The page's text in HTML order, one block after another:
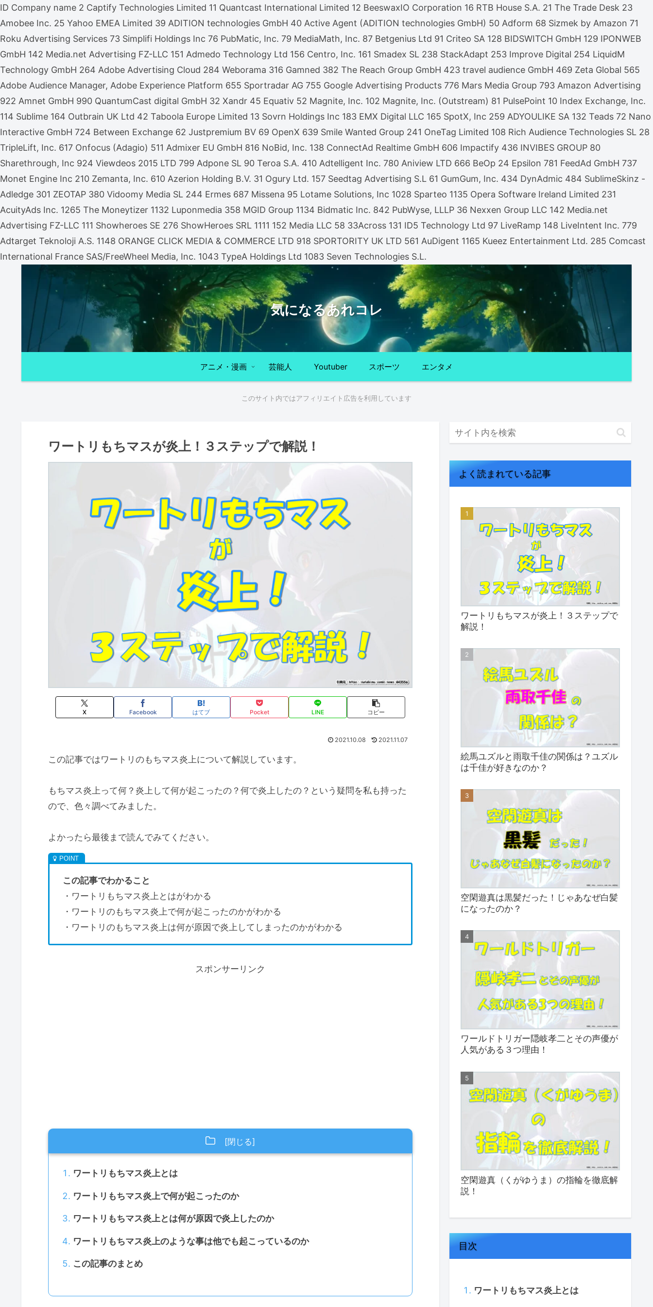
ID Company name 2 Captify Technologies Limited 11 Quantcast International Limited 12 BeeswaxIO Corporation 16 RTB House S.A. 21 The Trade Desk 23
Amobee Inc. 25 Yahoo EMEA Limited 39 ADITION technologies GmbH 40 Active Agent (ADITION technologies GmbH) 50 Adform 68 Sizmek by Amazon 71
Roku Advertising Services 73 Simplifi Holdings Inc 76 PubMatic, Inc. 79 MediaMath, Inc. 87 Betgenius Ltd 91 Criteo SA 128 BIDSWITCH GmbH 129 IPONWEB
GmbH 142 Media.net Advertising FZ-LLC 151 Admedo Technology Ltd 156 Centro, Inc. 161 Smadex SL 238 StackAdapt 253 Improve Digital 254 LiquidM
Technology GmbH 264 Adobe Advertising Cloud 284 Weborama 316 Gamned 382 The Reach Group GmbH 423 travel audience GmbH 469 Zeta Global 565
Adobe Audience Manager, Adobe Experience Platform 655 Sportradar AG 755 Google Advertising Products 776 Mars Media Group 793 Amazon Advertising
922 Amnet GmbH 990 QuantumCast digital GmbH 32 Xandr 45 Equativ 52 Magnite, Inc. 102 Magnite, Inc. (Outstream) 81 PulsePoint 10 Index Exchange, Inc.
114 Sublime 164 Outbrain UK Ltd 42 Taboola Europe Limited 13 Sovrn Holdings Inc 183 EMX Digital LLC 165 SpotX, Inc 259 ADYOULIKE SA 132 Teads 72 Nano
Interactive GmbH 724 Between Exchange 62 Justpremium BV 69 OpenX 639 Smile Wanted Group 241 OneTag Limited 108 Rich Audience Technologies SL 28
TripleLift, Inc. 617 Onfocus (Adagio) 511 Admixer EU GmbH 816 NoBid, Inc. 138 ConnectAd Realtime GmbH 606 Impactify 436 INVIBES GROUP 80
Sharethrough, Inc 924 Viewdeos 2015 LTD 799 Adpone SL 90 Teroa S.A. 410 Adtelligent Inc. 780 Aniview LTD 666 BeOp 24 Epsilon 781 FeedAd GmbH 737
Monet Engine Inc 210 Zemanta, Inc. 610 Azerion Holding B.V. 31 Ogury Ltd. 157 Seedtag Advertising S.L 61 GumGum, Inc. 434 DynAdmic 484 SublimeSkinz -
Adledge 301 ZEOTAP 380 Vidoomy Media SL 244 Ermes 687 Missena 95 Lotame Solutions, Inc 1028 Sparteo 1135 Opera Software Ireland Limited 231
AcuityAds Inc. 1265 The Moneytizer 1132 Luponmedia 358 MGID Group 1134 Bidmatic Inc. 842 PubWyse, LLLP 36 Nexxen Group LLC 142 Media.net
Advertising FZ-LLC 111 Showheroes SE 276 ShowHeroes SRL 1111 152 Media LLC 58 33Across 131 ID5 Technology Ltd 97 LiveRamp 148 LiveIntent Inc. 779
Adtarget Teknoloji A.S. 1148 ORANGE CLICK MEDIA & COMMERCE LTD 918 SPORTORITY UK LTD 561 AuDigent 1165 Kueez Entertainment Ltd. 285 Comcast
International France SAS/FreeWheel Media, Inc. 1043 TypeA Holdings Ltd 1083 Seven Technologies S.L.
気になるあれコレ
アニメ・漫画 芸能人 Youtuber スポーツ エンタメ
このサイト内ではアフィリエイト広告を利用しています
ワートリもちマスが炎上！３ステップで解説！
X Facebook はてブ Pocket LINE コピー
2021.10.08 2021.11.07
この記事ではワートリのもちマス炎上について解説しています。
もちマス炎上って何？炎上して何が起こったの？何で炎上したの？という疑問を私も持った
ので、色々調べてみました。
よかったら最後まで読んでみてください。
この記事でわかること
・ワートリもちマス炎上とはがわかる
・ワートリのもちマス炎上で何が起こったのかがわかる
・ワートリのもちマス炎上は何が原因で炎上してしまったのかがわかる
スポンサーリンク
ワートリもちマス炎上とは
ワートリもちマス炎上で何が起こったのか
ワートリもちマス炎上とは何が原因で炎上したのか
ワートリもちマス炎上のような事は他でも起こっているのか
この記事のまとめ
よく読まれている記事
ワートリもちマスが炎上！３ステップで
解説！
絵馬ユズルと雨取千佳の関係は？ユズル
は千佳が好きなのか？
空閑遊真は黒髪だった！じゃあなぜ白髪
になったのか？
ワールドトリガー隠岐孝二とその声優が
人気がある３つ理由！
空閑遊真（くがゆうま）の指輪を徹底解
説！
目次
ワートリもちマス炎上とは